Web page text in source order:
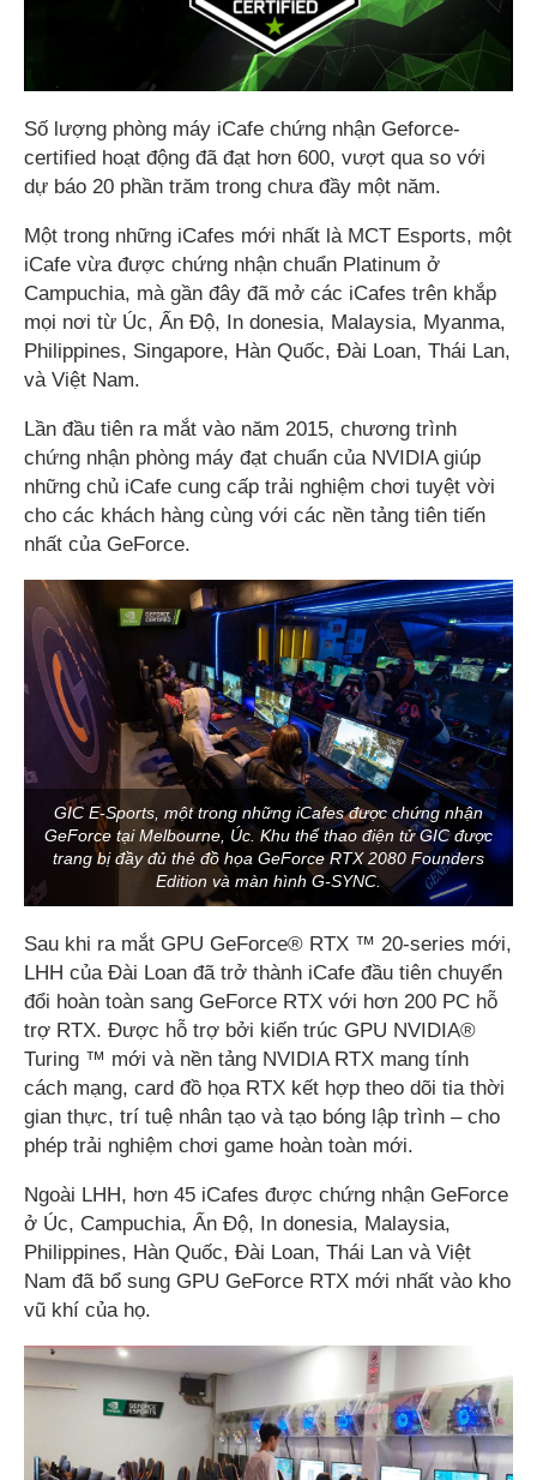
Số lượng phòng máy iCafe chứng nhận Geforce-
certified hoạt động đã đạt hơn 600, vượt qua so với
dự báo 20 phần trăm trong chưa đầy một năm.
Một trong những iCafes mới nhất là MCT Esports, một
iCafe vừa được chứng nhận chuẩn Platinum ở
Campuchia, mà gần đây đã mở các iCafes trên khắp
mọi nơi từ Úc, Ấn Độ, In donesia, Malaysia, Myanma,
Philippines, Singapore, Hàn Quốc, Đài Loan, Thái Lan,
và Việt Nam.
Lần đầu tiên ra mắt vào năm 2015, chương trình
chứng nhận phòng máy đạt chuẩn của NVIDIA giúp
những chủ iCafe cung cấp trải nghiệm chơi tuyệt vời
cho các khách hàng cùng với các nền tảng tiên tiến
nhất của GeForce.
GIC E-Sports, một trong những iCafes được chứng nhận
GeForce tại Melbourne, Úc. Khu thể thao điện tử GIC được
trang bị đầy đủ thẻ đồ họa GeForce RTX 2080 Founders
Edition và màn hình G-SYNC.
Sau khi ra mắt GPU GeForce® RTX ™ 20-series mới,
LHH của Đài Loan đã trở thành iCafe đầu tiên chuyển
đổi hoàn toàn sang GeForce RTX với hơn 200 PC hỗ
trợ RTX. Được hỗ trợ bởi kiến trúc GPU NVIDIA®
Turing ™ mới và nền tảng NVIDIA RTX mang tính
cách mạng, card đồ họa RTX kết hợp theo dõi tia thời
gian thực, trí tuệ nhân tạo và tạo bóng lập trình – cho
phép trải nghiệm chơi game hoàn toàn mới.
Ngoài LHH, hơn 45 iCafes được chứng nhận GeForce
ở Úc, Campuchia, Ấn Độ, In donesia, Malaysia,
Philippines, Hàn Quốc, Đài Loan, Thái Lan và Việt
Nam đã bổ sung GPU GeForce RTX mới nhất vào kho
vũ khí của họ.